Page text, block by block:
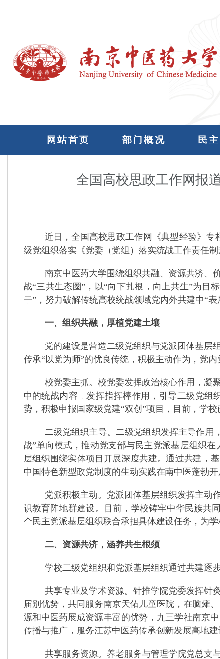
网站首页 部门概况 民
全国高校思政工作网报
近日 ，全国高校思政工作网
《典型经验》专
级党组织落实《党委（党组）落实统战工作责任
南京中医药大学围绕组织共融、资源共济、
战“三共生态圈” ，以“向下扎根，向上共生”为目
干” ，努力破解传统高校统战领域党内外共建中“表
一、组织共融，厚植党建土壤
党的建设是营造二级党组织与党派团体基层
传承“以党为师”的优良传统，积极主动作为，党
校党委主抓。校党委发挥政治核心作用，凝
中的统战内容，发挥指挥棒作用，引导二级党组
势，积极申报国家级党建“双创 ”项目，目前，学
二级党组织主导。二级党组织发挥主导作用
战”单向模式，推动党支部与民主党派基层组织
层组织围绕实体项目开展深度共建。通过共建，
中国特色新型政党制度的生动实践在南中医蓬勃开
党派积极主动。党派团体基层组织发挥主动
识教育阵地群建设。目前，学校铸牢中华民族共
个民主党派基层组织联合承担具体建设任务，为
二、资源共济，涵养共生根须
学校二级党组织和党派基层组织通过共建逐
共享专业及学术资源。针推学院党委发挥针
届别优势，共同服务南京天佑儿童医院，在脑瘫
源和中医药展成资源丰富的优势，九三学社南京
传播与推广，服务江苏中医药传承创新发展高地建
共享服务资源。养老服务与管理学院党总支